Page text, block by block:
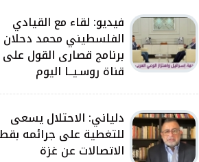
النيرب: اللجنة الوطنية
للشراكة والتنمية بدأت
آلاف الحقائب على الطلبة
اللجنة الوطنية للشراكة
والتنمية تُنفذ مشروع توزيع